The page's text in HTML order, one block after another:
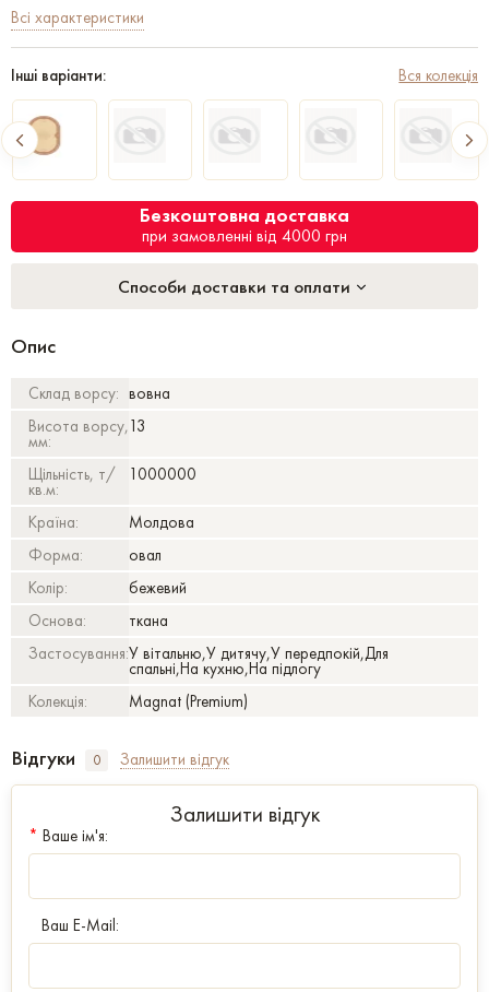
Всі характеристики
Інші варіанти: Вся колекція
Безкоштовна доставка
при замовленні від 4000 грн
Способи доставки та оплати
Опис
Склад ворсу: вовна
Висота ворсу,
мм:
13
Щільність, т/
кв.м:
1000000
Країна:
Молдова
Форма:
овал
Колір:
бежевий
Основа:
ткана
Застосування:У вітальню,У дитячу,У передпокій,Для
спальні,На кухню,На підлогу
Колекція:
Magnat (Premium)
Відгуки 0 Залишити відгук
Залишити відгук
* Ваше ім'я:
Ваш E-Mail: